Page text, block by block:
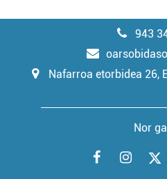
943
Nafarroa etorbidea 26,
Nor